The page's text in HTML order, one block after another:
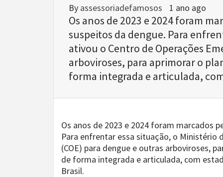
By assessoriadefamosos 1 ano ago
Os anos de 2023 e 2024 foram
suspeitos da dengue. Para
ativou o Centro de Operações
arboviroses, para aprimorar o
forma integrada e articulada,
Os anos de 2023 e 2024 foram marcados
Para enfrentar essa situação, o Ministério
(COE) para dengue e outras arboviroses,
de forma integrada e articulada, com
Brasil.